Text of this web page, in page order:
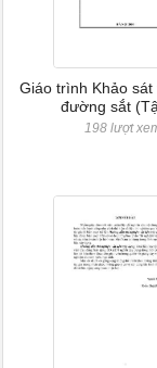
Giáo trình Khảo sát
đường sắt
198 lượt